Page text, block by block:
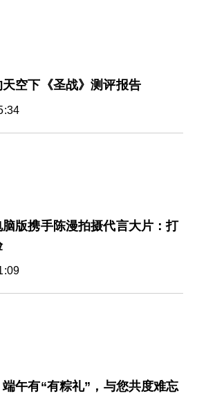
空下《圣战》测评报告
脑版携手陈漫拍摄代言大片：打
午有“有粽礼”，与您共度难忘